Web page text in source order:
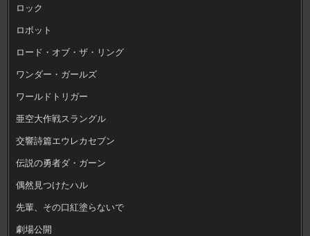
ロック
ロボット
ロード・オブ・ザ・リング
ワンダー・ガールズ
ワールドトリガー
亜空大作戦スラングル
交響詩篇エウレカセブン
伝説の勇者ダ・ガーン
偶然見つけたハル
先輩、その口紅塗らないで
劇場公開